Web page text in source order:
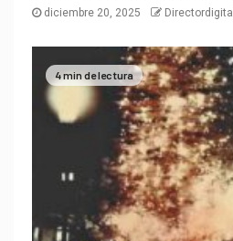
diciembre 20, 2025 Directordigital
4 min de lectura